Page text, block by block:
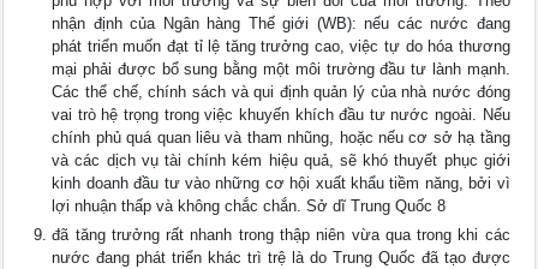
nhận định của Ngân hàng Thế giới (WB): nếu các nước đang
phát triển muốn đạt tỉ lệ tăng trưởng cao, việc tự do hóa thương
mại phải được bổ sung bằng một môi trường đầu tư lành mạnh.
Các thể chế, chính sách và qui định quản lý của nhà nước đóng
vai trò hệ trọng trong việc khuyến khích đầu tư nước ngoài. Nếu
chính phủ quá quan liêu và tham nhũng, hoặc nếu cơ sở hạ tầng
và các dịch vụ tài chính kém hiệu quả, sẽ khó thuyết phục giới
kinh doanh đầu tư vào những cơ hội xuất khẩu tiềm năng, bởi vì
lợi nhuận thấp và không chắc chắn. Sở dĩ Trung Quốc 8
đã tăng trưởng rất nhanh trong thập niên vừa qua trong khi các
nước đang phát triển khác trì trệ là do Trung Quốc đã tạo được